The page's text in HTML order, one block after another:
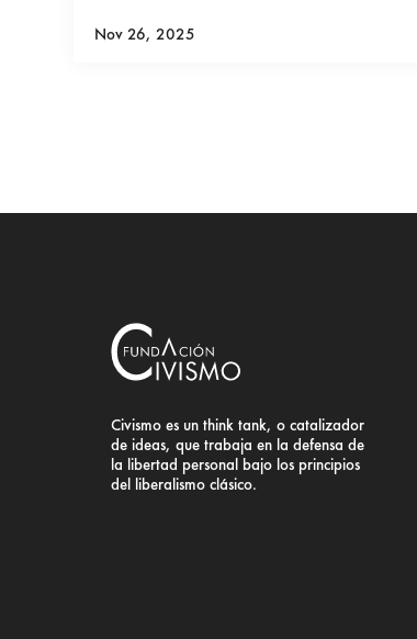
Nov 26, 2025
Civismo es un think tank, o catalizador
de ideas, que trabaja en la defensa de
la libertad personal bajo los principios
del liberalismo clásico.